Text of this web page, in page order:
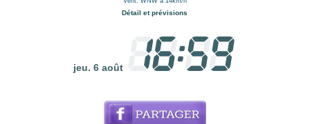
Détail et prévisions
jeu. 6 août